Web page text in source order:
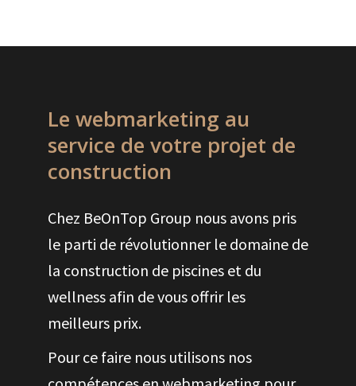
Le webmarketing au
service de votre projet de
construction
Chez BeOnTop Group nous avons pris
le parti de révolutionner le domaine de
la construction de piscines et du
wellness afin de vous offrir les
meilleurs prix.
Pour ce faire nous utilisons nos